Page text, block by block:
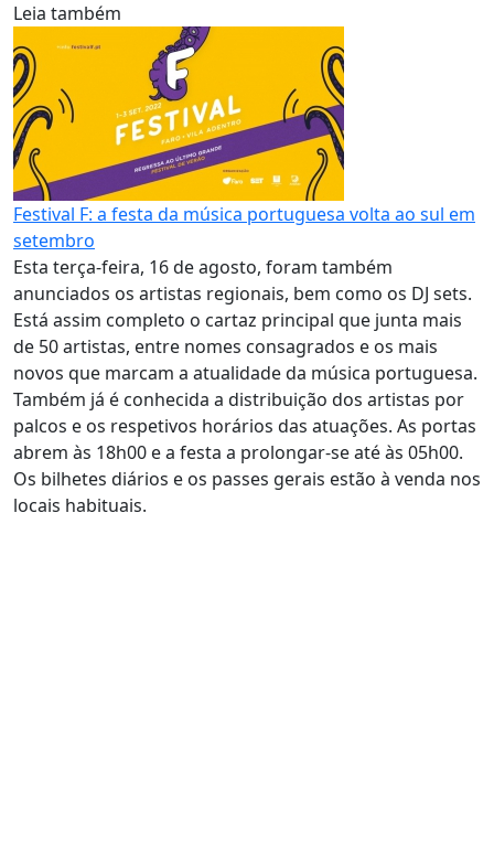
Leia também
Festival F: a festa da música portuguesa volta ao sul em
setembro
Esta terça-feira, 16 de agosto, foram também
anunciados os artistas regionais, bem como os DJ sets.
Está assim completo o cartaz principal que junta mais
de 50 artistas, entre nomes consagrados e os mais
novos que marcam a atualidade da música portuguesa.
Também já é conhecida a distribuição dos artistas por
palcos e os respetivos horários das atuações. As portas
abrem às 18h00 e a festa a prolongar-se até às 05h00.
Os bilhetes diários e os passes gerais estão à venda nos
locais habituais.